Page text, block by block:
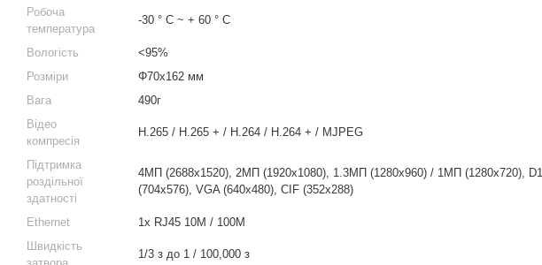
Робоча
температура
-30 ° C ~ + 60 ° C
Вологість
<95%
Розміри
Φ70x162 мм
Вага
490г
Відео
компресія
H.265 / H.265 + / H.264 / H.264 + / MJPEG
Підтримка
роздільної
здатності
4МП (2688х1520), 2МП (1920x1080), 1.3MП (1280x960) / 1МП (1280x720), D1
(704x576), VGA (640x480), CIF (352x288)
Ethernet
1x RJ45 10M / 100M
Швидкість
затвора
1/3 з до 1 / 100,000 з